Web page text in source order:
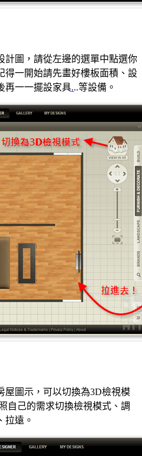
計圖，請從左邊的選單中點選你
得一開始請先畫好樓板面積、設
再一一擺設家具...等設備。
屋圖示，可以切換為3D檢視模
自己的需求切換檢視模式、調
拉遠。